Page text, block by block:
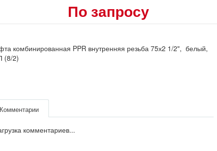
По запросу
комбинированная PPR внутренняя резьба 75х2 1/2", белый,
(8/2)
комментариев...